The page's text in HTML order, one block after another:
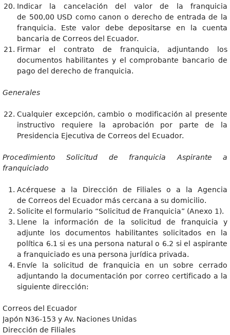
Indicar la cancelación del valor de la franquicia
de 500,00 USD como canon o derecho de entrada de la
franquicia. Este valor debe depositarse en la cuenta
bancaria de Correos del Ecuador.
Firmar el contrato de franquicia, adjuntando los
documentos habilitantes y el comprobante bancario de
pago del derecho de franquicia.
Generales
Cualquier excepción, cambio o modificación al presente
instructivo requiere la aprobación por parte de la
Presidencia Ejecutiva de Correos del Ecuador.
Procedimiento Solicitud de franquicia Aspirante a
franquiciado
Acérquese a la Dirección de Filiales o a la Agencia
de Correos del Ecuador más cercana a su domicilio.
Solicite el formulario “Solicitud de Franquicia” (Anexo 1).
Llene la información de la solicitud de franquicia y
adjunte los documentos habilitantes solicitados en la
política 6.1 si es una persona natural o 6.2 si el aspirante
a franquiciado es una persona jurídica privada.
Envíe la solicitud de franquicia en un sobre cerrado
adjuntando la documentación por correo certificado a la
siguiente dirección:
Correos del Ecuador
Japón N36-153 y Av. Naciones Unidas
Dirección de Filiales